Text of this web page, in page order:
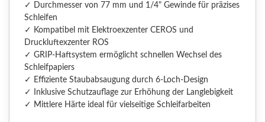
✓ Durchmesser von 77 mm und 1/4" Gewinde für präzises
Schleifen
✓ Kompatibel mit Elektroexzenter CEROS und
Druckluftexzenter ROS
✓ GRIP-Haftsystem ermöglicht schnellen Wechsel des
Schleifpapiers
✓ Effiziente Staubabsaugung durch 6-Loch-Design
✓ Inklusive Schutzauflage zur Erhöhung der Langlebigkeit
✓ Mittlere Härte ideal für vielseitige Schleifarbeiten